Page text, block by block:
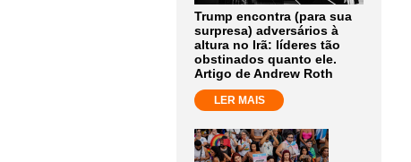
Trump encontra (para sua
surpresa) adversários à
altura no Irã: líderes tão
obstinados quanto ele.
Artigo de Andrew Roth
LER MAIS